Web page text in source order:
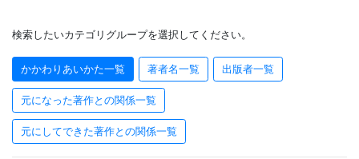
検索したいカテゴリグループを選択してください。
かかわりあいかた一覧 著者名一覧 出版者一覧
元になった著作との関係一覧
元にしてできた著作との関係一覧